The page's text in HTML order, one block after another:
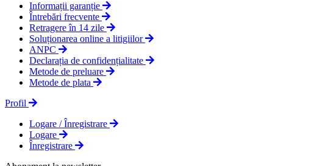
Informații garanție
Întrebări frecvente
Retragere în 14 zile
Soluționarea online a litigiilor
ANPC
Declarația de confidențialitate
Metode de preluare
Metode de plata
Profil
Logare / Înregistrare
Logare
Înregistrare